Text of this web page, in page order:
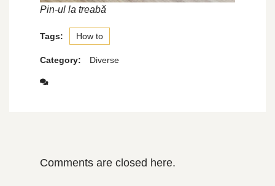
Pin-ul la treabă
Tags: How to
Category: Diverse
Comments are closed here.